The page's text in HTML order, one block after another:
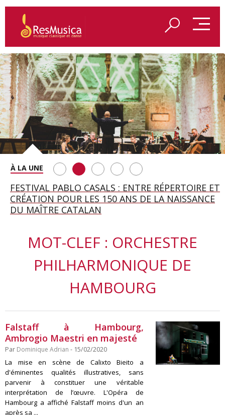
SAINT FRANÇOIS D’ASSISE À SALZBOURG, UNE
SOIRÉE IMMENSE PORTÉE PAR ROMEO
CASTELLUCCI ET MAXIME PASCAL
FESTIVAL PABLO CASALS : ENTRE RÉPERTOIRE ET
CRÉATION POUR LES 150 ANS DE LA NAISSANCE
DU MAÎTRE CATALAN
A BAYREUTH, LE 150E ANNIVERSAIRE DU RING
WAGNÉRIEN GÉNÉRÉ PAR L’IA
BETSY JOLAS FÊTE SON CENTIÈME
ANNIVERSAIRE
GEORGE BENJAMIN : « MES PARENTS AVAIENT
CETTE EXIGENCE DE L’OBJET CISELÉ »
MOT-CLEF : ORCHESTRE
PHILHARMONIQUE DE
HAMBOURG
Falstaff à Hambourg,
Ambrogio Maestri en majesté
Par Dominique Adrian - 15/02/2020
La mise en scène de Calixto Bieito a
d'éminentes qualités illustratives, sans
parvenir à constituer une véritable
interprétation de l’œuvre. L'Opéra de
Hambourg a affiché Falstaff moins d'un an
après sa ...